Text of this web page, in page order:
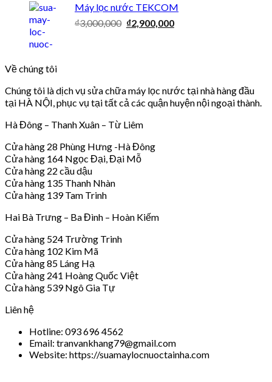
Máy lọc nước TEKCOM
₫3,000,000 ₫2,900,000
Về chúng tôi
Chúng tôi là dịch vụ sửa chữa máy lọc nước tại nhà hàng đầu
tại HÀ NỘI, phục vụ tại tất cả các quận huyện nội ngoại thành.
Hà Đông – Thanh Xuân – Từ Liêm
Cửa hàng 28 Phùng Hưng -Hà Đông
Cửa hàng 164 Ngọc Đại, Đại Mỗ
Cửa hàng 22 cầu dậu
Cửa hàng 135 Thanh Nhàn
Cửa hàng 139 Tam Trinh
Hai Bà Trưng – Ba Đình – Hoàn Kiếm
Cửa hàng 524 Trường Trinh
Cửa hàng 102 Kim Mã
Cửa hàng 85 Láng Hạ
Cửa hàng 241 Hoàng Quốc Việt
Cửa hàng 539 Ngô Gia Tự
Liên hệ
Hotline: 093 696 4562
Email: tranvankhang79@gmail.com
Website: https://suamaylocnuoctainha.com